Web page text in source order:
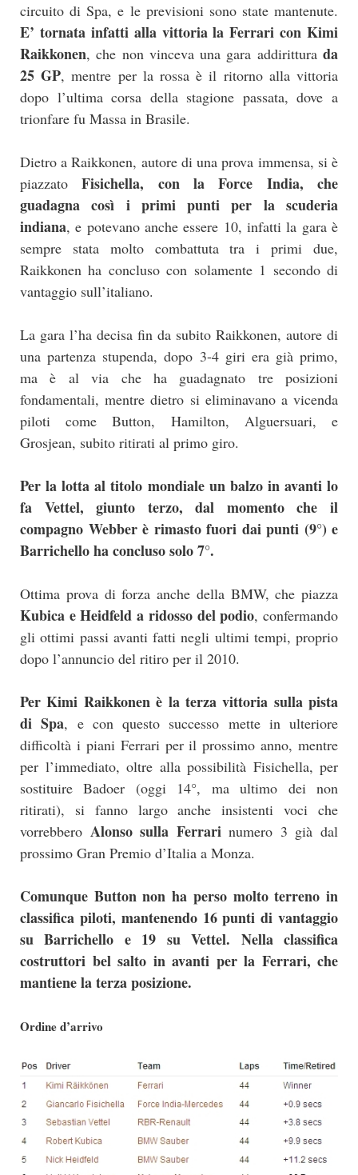
circuito di Spa, e le previsioni sono state mantenute.
E’ tornata infatti alla vittoria la Ferrari con Kimi
Raikkonen, che non vinceva una gara addirittura da
25 GP, mentre per la rossa è il ritorno alla vittoria
dopo l’ultima corsa della stagione passata, dove a
trionfare fu Massa in Brasile.
Dietro a Raikkonen, autore di una prova immensa, si è
piazzatoFisichella, con la Force India, che
guadagna così i primi punti per la scuderia
indiana, e potevano anche essere 10, infatti la gara è
sempre stata molto combattuta tra i primi due,
Raikkonen ha concluso con solamente 1 secondo di
vantaggio sull’italiano.
La gara l’ha decisa fin da subito Raikkonen, autore di
una partenza stupenda, dopo 3-4 giri era già primo,
ma è al via che ha guadagnato tre posizioni
fondamentali, mentre dietro si eliminavano a vicenda
piloti come Button, Hamilton, Alguersuari, e
Grosjean, subito ritirati al primo giro.
Per la lotta al titolo mondiale un balzo in avanti lo
fa Vettel, giunto terzo, dal momento che il
compagno Webber è rimasto fuori dai punti (9°) e
Barrichello ha concluso solo 7°.
Ottima prova di forza anche della BMW, che piazza
Kubica e Heidfeld a ridosso del podio, confermando
gli ottimi passi avanti fatti negli ultimi tempi, proprio
dopo l’annuncio del ritiro per il 2010.
Per Kimi Raikkonen è la terza vittoria sulla pista
di Spa, e con questo successo mette in ulteriore
difficoltà i piani Ferrari per il prossimo anno, mentre
per l’immediato, oltre alla possibilità Fisichella, per
sostituire Badoer (oggi 14°, ma ultimo dei non
ritirati), si fanno largo anche insistenti voci che
vorrebbero Alonso sulla Ferrari numero 3 già dal
prossimo Gran Premio d’Italia a Monza.
Comunque Button non ha perso molto terreno in
classifica piloti, mantenendo 16 punti di vantaggio
su Barrichello e 19 su Vettel. Nella classifica
costruttori bel salto in avanti per la Ferrari, che
mantiene la terza posizione.
Ordine d’arrivo